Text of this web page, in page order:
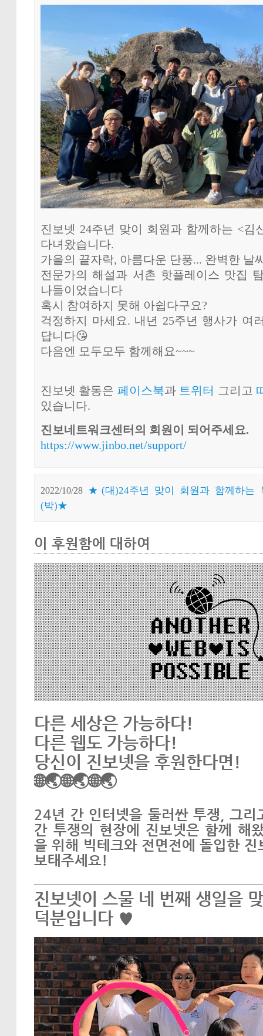
진보넷 24주년 맞이 회원과 함께하는 <김
다녀왔습니다.
가을의 끝자락, 아름다운 단풍... 완벽한 날
전문가의 해설과 서촌 핫플레이스 맛집
나들이었습니다
혹시 참여하지 못해 아쉽다구요?
걱정하지 마세요. 내년 25주년 행사가 여
답니다😘
다음엔 모두모두 함께해요~~~
진보넷 활동은 페이스북과 트위터 그리고
있습니다.
진보네트워크센터의 회원이 되어주세요.
https://www.jinbo.net/support/
2022/10/28 ★(대)24주년 맞이 회원과 함께하는
(박)★
이 후원함에 대하여
다른 세상은 가능하다!
다른 웹도 가능하다!
당신이 진보넷을 후원한다면!
🌐🌏🌐🌏🌐🌏
24년 간 인터넷을 둘러싼 투쟁, 그리
간 투쟁의 현장에 진보넷은 함께 해
을 위해 빅테크와 전면전에 돌입한
보태주세요!
진보넷이 스물 네 번째 생일을
덕분입니다 ♥